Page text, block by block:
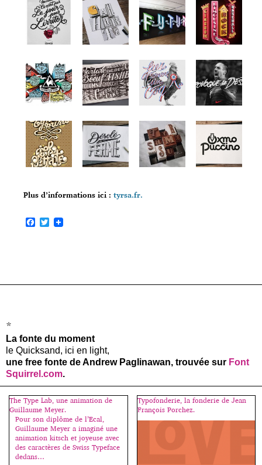
Plus d’informations ici : tyrsa.fr.
F
k
T
w
*
La fonte du moment
le Quicksand, ici en light,
une free fonte de Andrew Paglinawan, trouvée sur Font
Squirrel.com.
The Type Lab, une animation de
Guillaume Meyer.
Pour son diplôme de l’Ecal,
Guillaume Meyer a imaginé une
animation kitsch et joyeuse avec
des caractères de Swiss Typeface
dedans…
Typofonderie, la fonderie de Jean
François Porchez.